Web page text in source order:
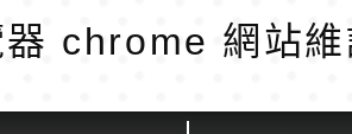
器 chrome 網站